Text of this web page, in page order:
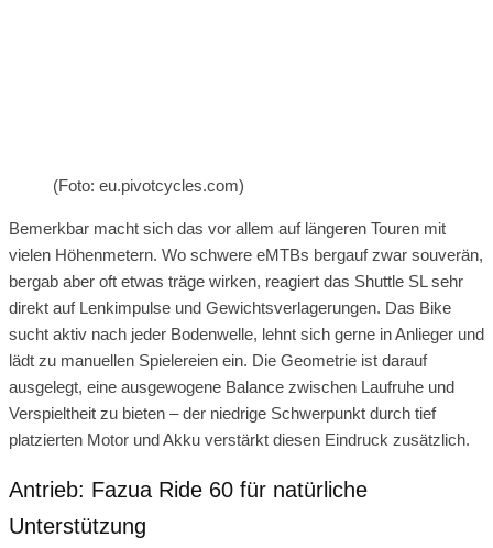
(Foto: eu.pivotcycles.com)
Bemerkbar macht sich das vor allem auf längeren Touren mit
vielen Höhenmetern. Wo schwere eMTBs bergauf zwar souverän,
bergab aber oft etwas träge wirken, reagiert das Shuttle SL sehr
direkt auf Lenkimpulse und Gewichtsverlagerungen. Das Bike
sucht aktiv nach jeder Bodenwelle, lehnt sich gerne in Anlieger und
lädt zu manuellen Spielereien ein. Die Geometrie ist darauf
ausgelegt, eine ausgewogene Balance zwischen Laufruhe und
Verspieltheit zu bieten – der niedrige Schwerpunkt durch tief
platzierten Motor und Akku verstärkt diesen Eindruck zusätzlich.
Antrieb: Fazua Ride 60 für natürliche
Unterstützung